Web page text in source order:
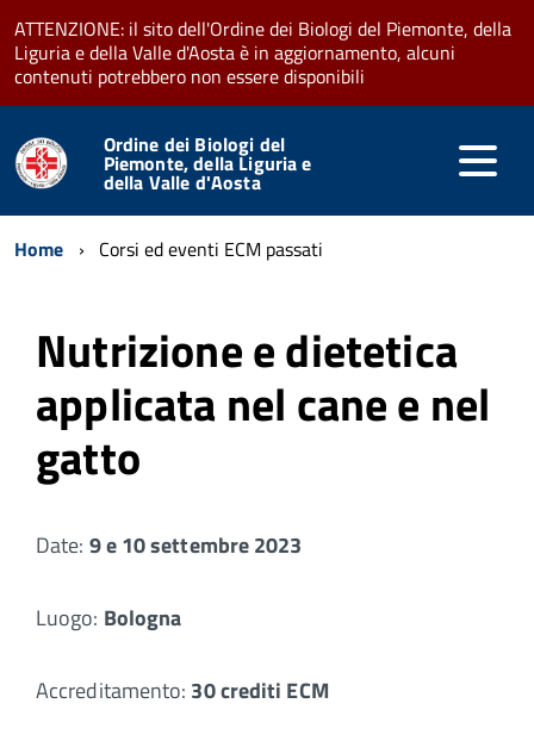
ATTENZIONE: il sito dell'Ordine dei Biologi del Piemonte, della
Liguria e della Valle d'Aosta è in aggiornamento, alcuni
contenuti potrebbero non essere disponibili
Ordine dei Biologi del
Piemonte, della Liguria e
della Valle d'Aosta
Home Corsi ed eventi ECM passati
Nutrizione e dietetica
applicata nel cane e nel
gatto
Date: 9 e 10 settembre 2023
Luogo: Bologna
Accreditamento: 30 crediti ECM